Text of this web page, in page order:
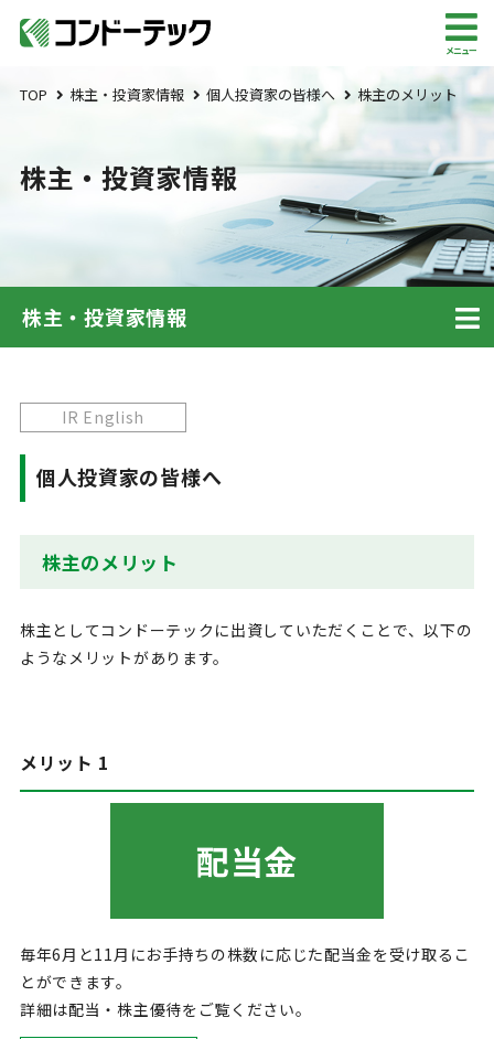
メニュー
TOP 株主・投資家情報 個人投資家の皆様へ 株主のメリット
株主・投資家情報
株主・投資家情報
IR English
個人投資家の皆様へ
株主のメリット
株主としてコンドーテックに出資していただくことで、以下の
ようなメリットがあります。
メリット 1
配当金
毎年6月と11月にお手持ちの株数に応じた配当金を受け取るこ
とができます。
詳細は配当・株主優待をご覧ください。